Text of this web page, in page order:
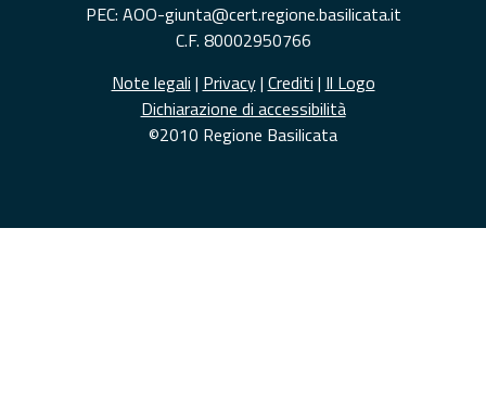
PEC: AOO-giunta@cert.regione.basilicata.it
C.F. 80002950766
Note legali | Privacy| Crediti | Il Logo
Dichiarazione di accessibilità
©2010 Regione Basilicata